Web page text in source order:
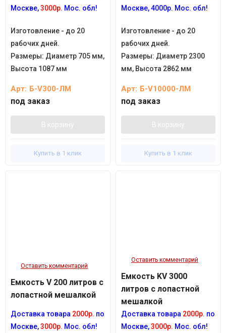
Москве,3000р. Мос. обл!
Изготовление - до 20
рабочих дней.
Размеры: Диаметр 705 мм,
Высота 1087 мм
Арт: Б-V300-ЛМ
под заказ
В корзину
Купить в 1 клик
Москве, 4000р. Мос. обл!
Изготовление - до 20
рабочих дней.
Размеры: Диаметр 2300
мм, Высота 2862 мм
Арт: Б-V10000-ЛМ
под заказ
В корзину
Купить в 1 клик
Оставить комментарий
Емкость V 200 литров с
лопастной мешалкой
Доставка товара 2000р. по
Москве,3000р. Мос. обл!
Оставить комментарий
Емкость KV 3000
литров с лопастной
мешалкой
Доставка товара 2000р. по
Москве,3000р. Мос. обл!